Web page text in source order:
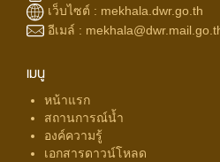
เว็บไซต์ : mekhala.dwr.go.th
อีเมล์ :
เมนู
หน้าแรก
สถานการณ์น้ำ
องค์ความรู้
เอกสารดาวน์โหลด